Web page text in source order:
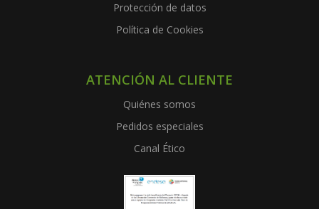
Protección de datos
Política de Cookies
ATENCIÓN AL CLIENTE
Quiénes somos
Pedidos especiales
Canal Ético